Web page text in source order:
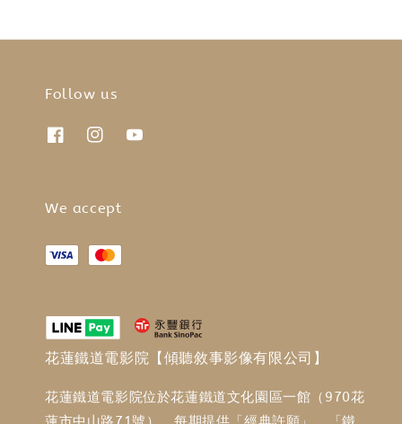
Follow us
We accept
花蓮鐵道電影院【傾聽敘事影像有限公司】
花蓮鐵道電影院位於花蓮鐵道文化園區一館（970花